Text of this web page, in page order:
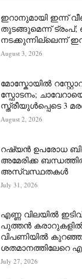
ഇറാനുമായി ഇന്ന്
തുടങ്ങുമെന്ന് ട്രംപ്;
നടക്കുന്നില്ലെന്ന്
August 3, 2026
മോസ്കോയിൽ
സ്ഫോടനം;
സ്ത്രീയുൾപ്പെടെ 3
August 2, 2026
റഷ്യന്‍ ഉപരോധ
അമേരിക്ക
അസ്വസ്ഥതകള്‍
July 31, 2026
എണ്ണ വിലയില്‍
പുത്തന്‍ കരാറുകളില്‍
വിപണിയില്‍
ശതമാനത്തിലേറെ
July 27, 2026